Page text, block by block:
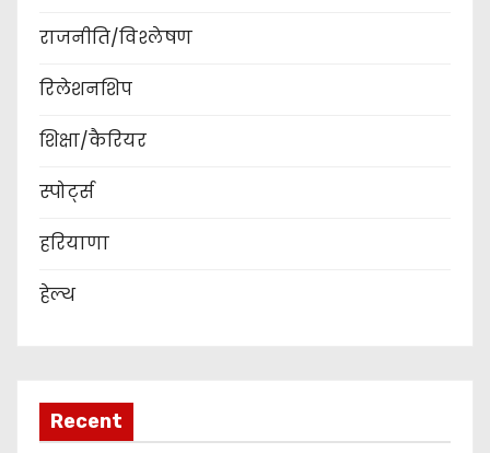
राजनीति/विश्लेषण
रिलेशनशिप
शिक्षा/कैरियर
स्पोर्ट्स
हरियाणा
हेल्थ
Recent